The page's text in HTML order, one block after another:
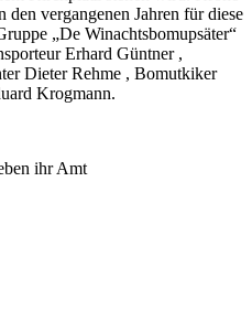
vergangenen Jahren für diese
„De Winachtsbomupsäter“
Erhard Güntner ,
Dieter Rehme , Bomutkiker
Krogmann.
ihr Amt